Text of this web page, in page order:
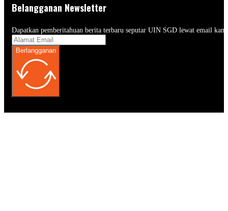
Belangganan Newsletter
Dapatkan pemberitahuan berita terbaru seputar UIN SGD lewat email
Berlangganan